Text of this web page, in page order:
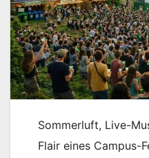
Sommerluft, Live-
Flair eines Campus-